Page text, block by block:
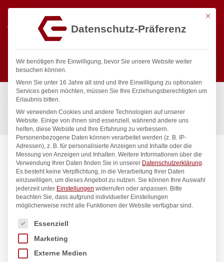
Suchen
Start / Gastronomiebedarf & Gastro Geräte für Profis
Präsentation
Servierbedarf
Servierzange, HENDI, Transparent, (L)230mm
Mit
Datenschutz-Präferenz
Wir benötigen Ihre Einwilligung, bevor Sie unsere Website weiter
besuchen können.
Wenn Sie unter 16 Jahre alt sind und Ihre Einwilligung zu optionalen
Services geben möchten, müssen Sie Ihre Erziehungsberechtigten um
Erlaubnis bitten.
Wir verwenden Cookies und andere Technologien auf unserer
Website. Einige von ihnen sind essenziell, während andere uns
helfen, diese Website und Ihre Erfahrung zu verbessern.
Personenbezogene Daten können verarbeitet werden (z. B. IP-
Adressen), z. B. für personalisierte Anzeigen und Inhalte oder die
Messung von Anzeigen und Inhalten. Weitere Informationen über die
Verwendung Ihrer Daten finden Sie in unserer Datenschutzerklärung.
Es besteht keine Verpflichtung, in die Verarbeitung Ihrer Daten
einzuwilligen, um dieses Angebot zu nutzen. Sie können Ihre Auswahl
jederzeit unter Einstellungen widerrufen oder anpassen. Bitte
beachten Sie, dass aufgrund individueller Einstellungen
möglicherweise nicht alle Funktionen der Website verfügbar sind.
Es folgt eine Liste der Service-Gruppen, für die eine
Essenziell
Marketing
Externe Medien